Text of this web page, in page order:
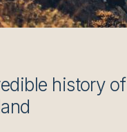
history of